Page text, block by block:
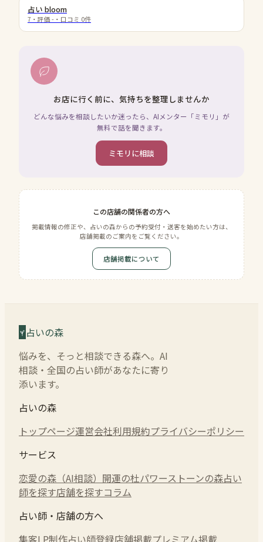
占い bloom
7 ・評価 - ・口コミ 0件
お店に行く前に、気持ちを整理しませんか
どんな悩みを相談したいか迷ったら、AIメンター「ミモリ」が
無料で話を聞きます。
ミモリに相談
この店舗の関係者の方へ
掲載情報の修正や、占いの森からの予約受付・送客を始めたい方は、
店舗掲載のご案内をご覧ください。
店舗掲載について
占いの森
悩みを、そっと相談できる森へ。AI
相談・全国の占い師があなたに寄り
添います。
占いの森
トップページ運営会社利用規約プライバシーポリシー
サービス
恋愛の森（AI相談） 開運の杜パワーストーンの森占い
師を探す店舗を探すコラム
占い師・店舗の方へ
集客LP制作占い師登録店舗掲載プレミアム掲載